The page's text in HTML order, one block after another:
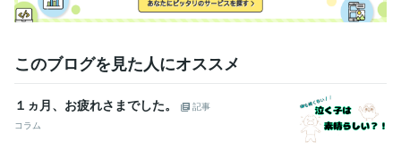
このブログを見た人にオススメ
１ヵ月、お疲れさまでした。
記事
コラム